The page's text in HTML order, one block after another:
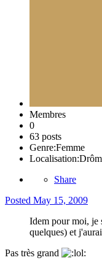
Membres
0
63 posts
Genre:Femme
Localisation:
Share
Posted May 15, 2009
Idem pour moi, je
quelques) et
Pas très grand